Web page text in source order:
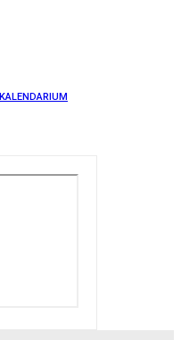
KALENDARIUM